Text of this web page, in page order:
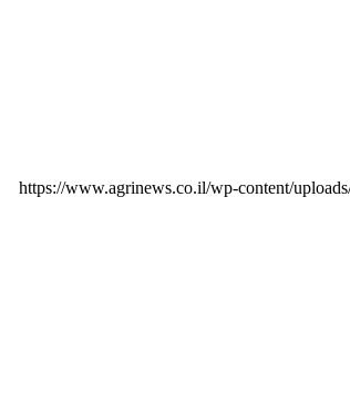
https://www.agrinews.co.il/wp-content/